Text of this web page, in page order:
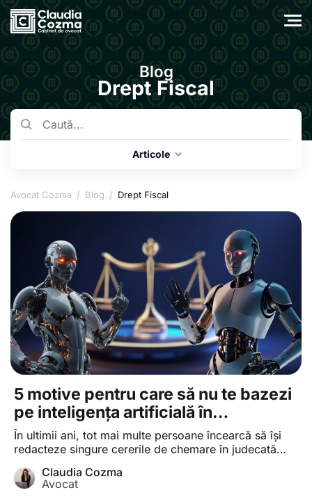
Drept Fiscal
Articole
Avocat Cozma / Blog / Drept Fiscal
5 motive pentru care să nu te bazezi
pe inteligența artificială în
redactarea unei cereri de chemare în
judecată
În ultimii ani, tot mai multe persoane încearcă să își
redacteze singure cererile de chemare în judecată
prin care este sesizată o instanță de judecată care
trebuie să îndeplinească o serie de condiții de formă
Claudia Cozma
Avocat